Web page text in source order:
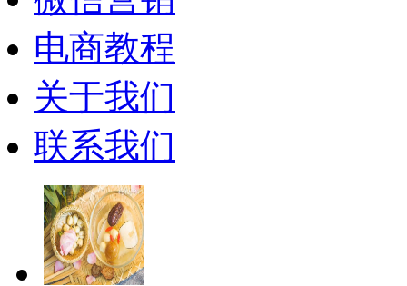
电商教程
关于我们
联系我们